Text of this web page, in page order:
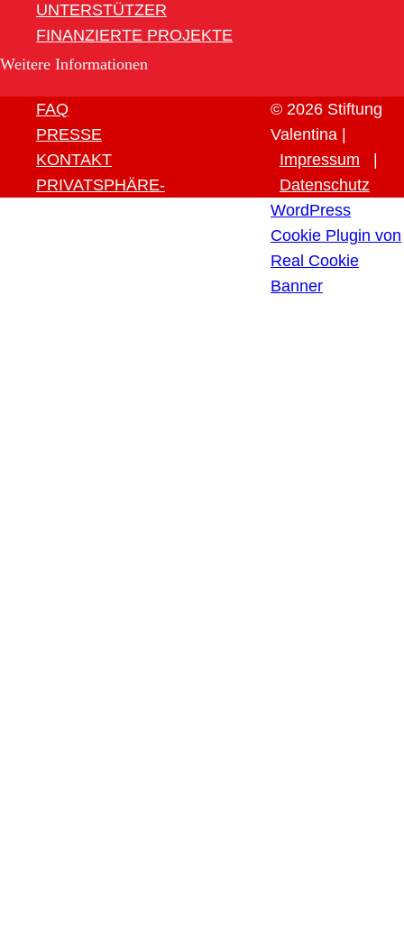
UNTERSTÜTZER
FINANZIERTE PROJEKTE
Weitere Informationen
FAQ
PRESSE
KONTAKT
PRIVATSPHÄRE-
© 2026 Stiftung
Valentina |
Impressum
Datenschutz
WordPress
Cookie Plugin von
Real Cookie
Banner